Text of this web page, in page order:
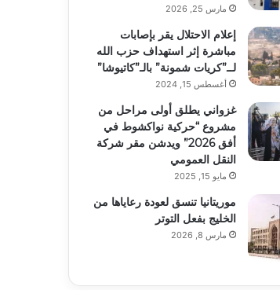
مارس 25, 2026
إعلام الاحتلال يقر بإصابات
مباشرة إثر استهداف حزب الله
لــ”كريات شمونة” بالـ”كاتيوشا”
أغسطس 15, 2024
غزواني يطلق أولى مراحل من
مشروع “حركية نواكشوط في
أفق 2026” ويدشن مقر شركة
النقل العمومي
مايو 15, 2025
موريتانيا تنسق لعودة رعاياها من
الخليج بفعل التوتر
مارس 8, 2026